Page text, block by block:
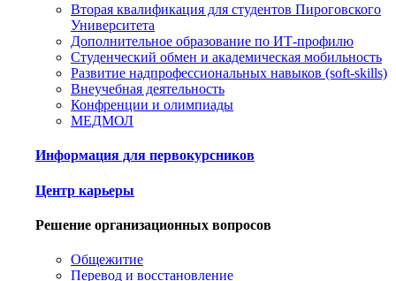
Вторая квалификация для студентов Пироговского
Университета
Дополнительное образование по ИТ-профилю
Студенческий обмен и академическая мобильность
Развитие надпрофессиональных навыков (soft-skills)
Внеучебная деятельность
Конфренции и олимпиады
МЕДМОЛ
Информация для первокурсников
Центр карьеры
Решение организационных вопросов
Общежитие
Перевод и восстановление